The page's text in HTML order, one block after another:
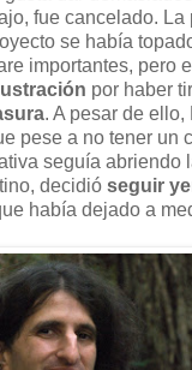
fue cancelado. La
se había
importantes, pero
por haber
. A pesar de
pese a no tener un
seguía abriendo
decidió seguir
había dejado a